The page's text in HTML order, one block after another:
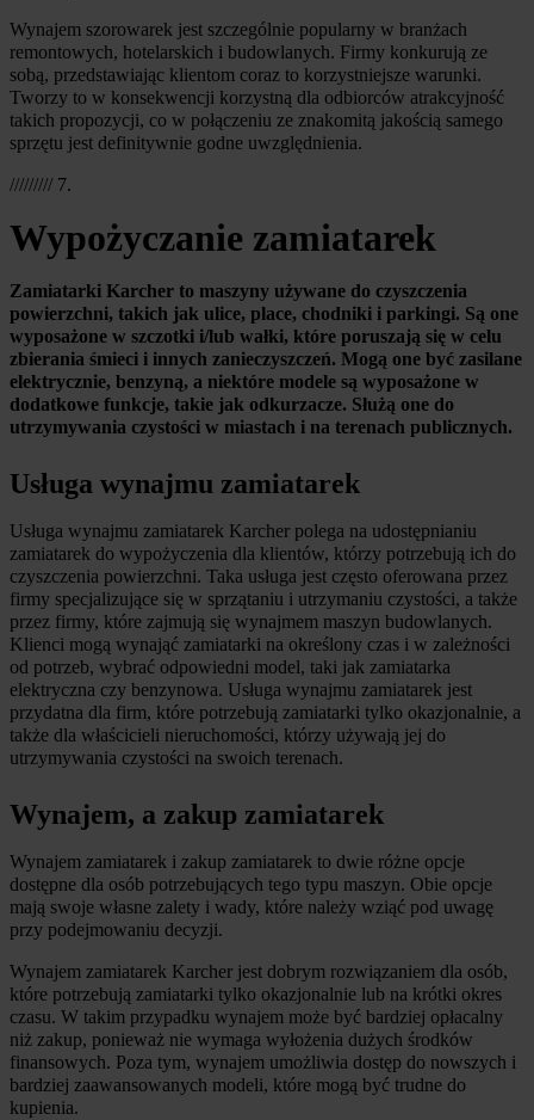
Wynajem szorowarek jest szczególnie popularny w branżach
remontowych, hotelarskich i budowlanych. Firmy konkurują ze
sobą, przedstawiając klientom coraz to korzystniejsze warunki.
Tworzy to w konsekwencji korzystną dla odbiorców atrakcyjność
takich propozycji, co w połączeniu ze znakomitą jakością samego
sprzętu jest definitywnie godne uwzględnienia.
///////// 7.
Wypożyczanie zamiatarek
Zamiatarki Karcher to maszyny używane do czyszczenia
powierzchni, takich jak ulice, place, chodniki i parkingi. Są one
wyposażone w szczotki i/lub wałki, które poruszają się w celu
zbierania śmieci i innych zanieczyszczeń. Mogą one być zasilane
elektrycznie, benzyną, a niektóre modele są wyposażone w
dodatkowe funkcje, takie jak odkurzacze. Służą one do
utrzymywania czystości w miastach i na terenach publicznych.
Usługa wynajmu zamiatarek
Usługa wynajmu zamiatarek Karcher polega na udostępnianiu
zamiatarek do wypożyczenia dla klientów, którzy potrzebują ich do
czyszczenia powierzchni. Taka usługa jest często oferowana przez
firmy specjalizujące się w sprzątaniu i utrzymaniu czystości, a także
przez firmy, które zajmują się wynajmem maszyn budowlanych.
Klienci mogą wynająć zamiatarki na określony czas i w zależności
od potrzeb, wybrać odpowiedni model, taki jak zamiatarka
elektryczna czy benzynowa. Usługa wynajmu zamiatarek jest
przydatna dla firm, które potrzebują zamiatarki tylko okazjonalnie, a
także dla właścicieli nieruchomości, którzy używają jej do
utrzymywania czystości na swoich terenach.
Wynajem, a zakup zamiatarek
Wynajem zamiatarek i zakup zamiatarek to dwie różne opcje
dostępne dla osób potrzebujących tego typu maszyn. Obie opcje
mają swoje własne zalety i wady, które należy wziąć pod uwagę
przy podejmowaniu decyzji.
Wynajem zamiatarek Karcher jest dobrym rozwiązaniem dla osób,
które potrzebują zamiatarki tylko okazjonalnie lub na krótki okres
czasu. W takim przypadku wynajem może być bardziej opłacalny
niż zakup, ponieważ nie wymaga wyłożenia dużych środków
finansowych. Poza tym, wynajem umożliwia dostęp do nowszych i
bardziej zaawansowanych modeli, które mogą być trudne do
kupienia.